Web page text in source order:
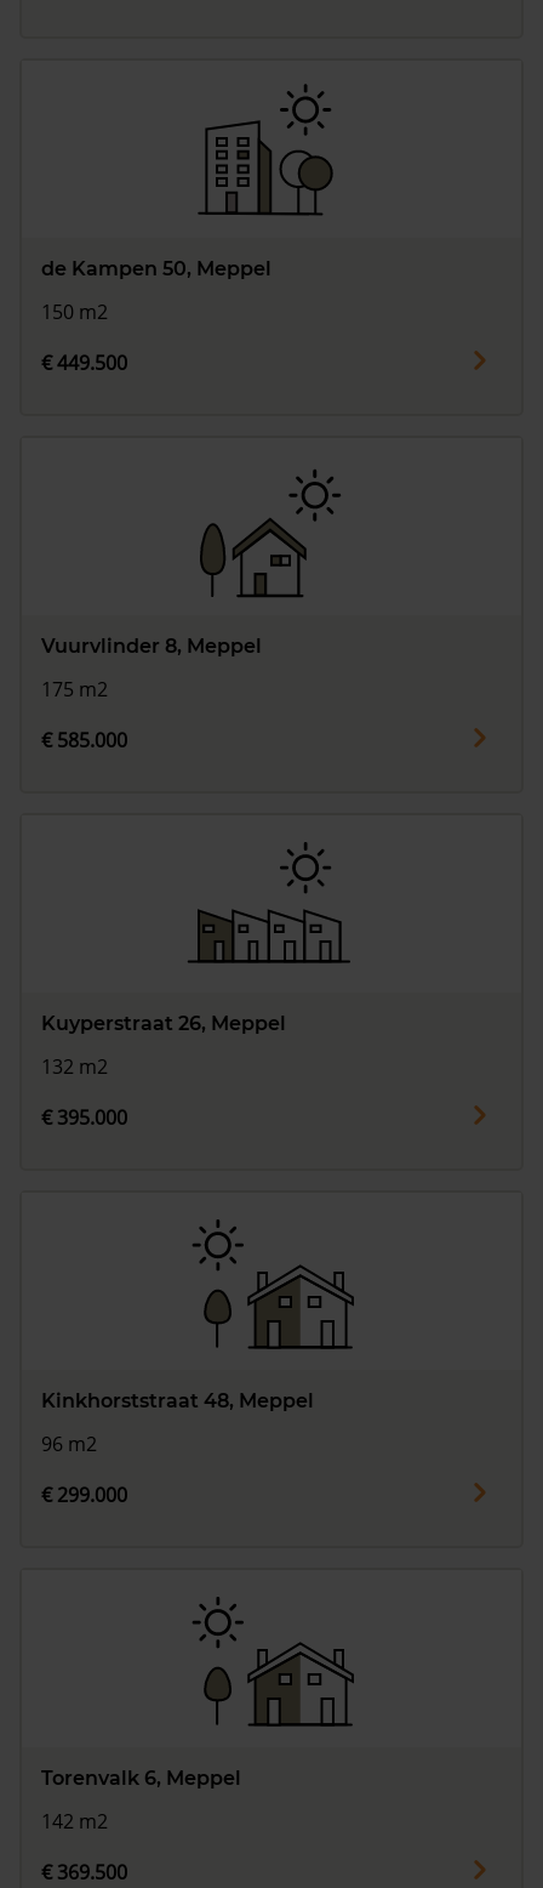
de Kampen 50, Meppel
150 m2
€ 449.500
Vuurvlinder 8, Meppel
175 m2
€ 585.000
Kuyperstraat 26, Meppel
132 m2
€ 395.000
Kinkhorststraat 48, Meppel
96 m2
€ 299.000
Torenvalk 6, Meppel
142 m2
€ 369.500